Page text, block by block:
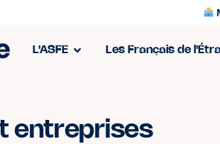
L'ASFE Les Français de
entreprises